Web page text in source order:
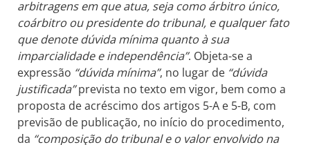
arbitragens em que atua, seja como árbitro único,
coárbitro ou presidente do tribunal, e qualquer fato
que denote dúvida mínima quanto à sua
imparcialidade e independência”. Objeta-se a
expressão “dúvida mínima”, no lugar de “dúvida
justificada”prevista no texto em vigor, bem como a
proposta de acréscimo dos artigos 5-A e 5-B, com
previsão de publicação, no início do procedimento,
da “composição do tribunal e o valor envolvido na